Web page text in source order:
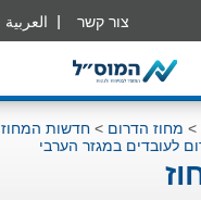
العربية צור קשר
> מחוז הדרום > חדשות המחוז
לעובדים במגזר הערבי